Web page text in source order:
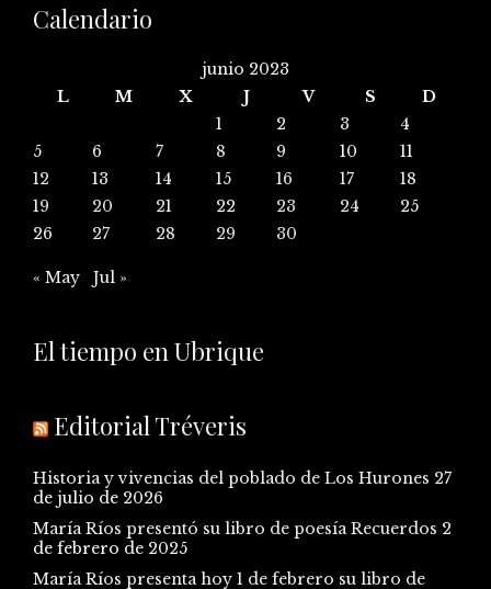
Calendario
junio 2023
L
M X J V S
D
1
2 3
4
5
6 7 8 9 10
11
12
13 14 15 16 17
18
19
20 21 22 23 24
25
26
27 28 29 30
« May Jul »
El tiempo en Ubrique
Editorial Tréveris
Historia y vivencias del poblado de Los Hurones 27
de julio de 2026
María Ríos presentó su libro de poesía Recuerdos 2
de febrero de 2025
María Ríos presenta hoy 1 de febrero su libro de